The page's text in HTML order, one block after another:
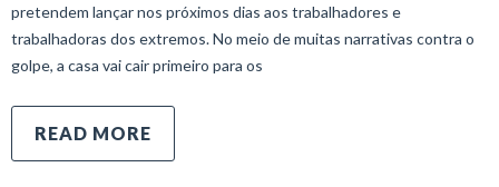
pretendem lançar nos próximos dias aos trabalhadores e
trabalhadoras dos extremos. No meio de muitas narrativas contra o
golpe, a casa vai cair primeiro para os
READ MORE